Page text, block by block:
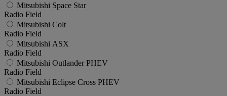
Mitsubishi Space Star
Radio Field
Mitsubishi Colt
Radio Field
Mitsubishi ASX
Radio Field
Mitsubishi Outlander PHEV
Radio Field
Mitsubishi Eclipse Cross PHEV
Radio Field